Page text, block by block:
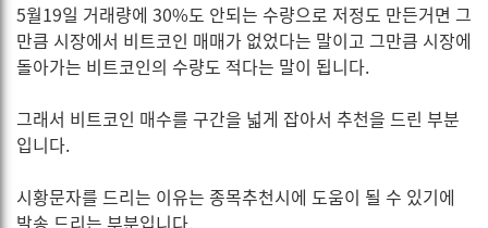
5월19일 거래량에 30%도 안되는 수량으로 저정도 만든거면 그
만큼 시장에서 비트코인 매매가 없었다는 말이고 그만큼 시장에
돌아가는 비트코인의 수량도 적다는 말이 됩니다.
그래서 비트코인 매수를 구간을 넓게 잡아서 추천을 드린 부분
입니다.
시황문자를 드리는 이유는 종목추천시에 도움이 될 수 있기에
발송 드리는 부분입니다.